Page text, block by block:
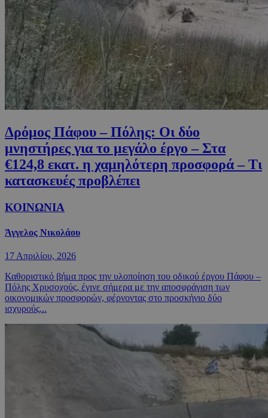
Δρόμος Πάφου – Πόλης: Οι δύο
μνηστήρες για το μεγάλο έργο – Στα
€124,8 εκατ. η χαμηλότερη προσφορά – Τι
κατασκευές προβλέπει
ΚΟΙΝΩΝΙΑ
Άγγελος Νικολάου
17 Απριλίου, 2026
Καθοριστικό βήμα προς την υλοποίηση του οδικού έργου Πάφου –
Πόλης Χρυσοχούς, έγινε σήμερα με την αποσφράγιση των
οικονομικών προσφορών, φέρνοντας στο προσκήνιο δύο
ισχυρούς...